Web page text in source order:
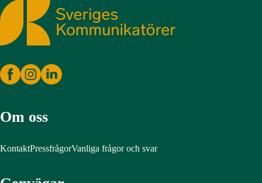
Sveriges Kommunikatörer
Om oss
KontaktPressfrågorVanliga frågor och svar